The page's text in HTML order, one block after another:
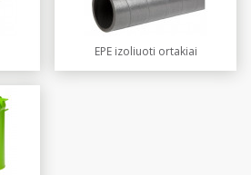
EPE izoliuoti ortakiai